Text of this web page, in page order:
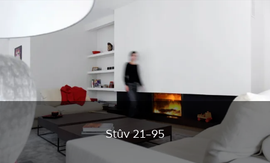
Stûv 21-95